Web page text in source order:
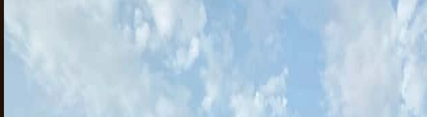
Que faire à Hurghada en plus du safari dans le désert
Hurghada, ce n'est pas que la dune. Devant la ville, il y a un récif énorme, des îles à atteindre en speedboat, du snorkeling, de la